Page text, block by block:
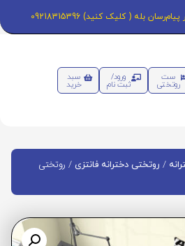
بله ( کلیک کنید) 09218315396
ست
روتختی
ورود/
ثبت نام
سبد
خرید
/ روتختی دخترانه فانتزی / روتختی